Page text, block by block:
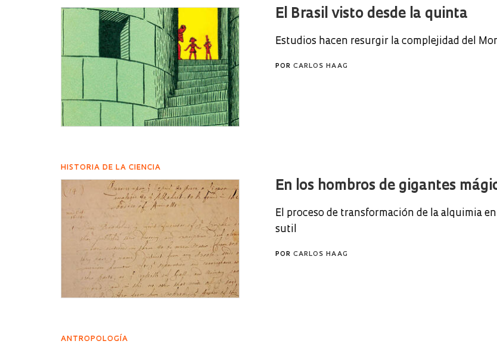
El Brasil visto desde la quinta
Estudios hacen resurgir la complejidad del
POR CARLOS HAAG
HISTORIA DE LA CIENCIA
En los hombros de gigantes
El proceso de transformación de la alquimia
sutil
POR CARLOS HAAG
ANTROPOLOGÍA